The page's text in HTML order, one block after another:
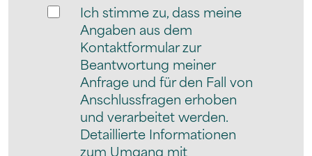
Ich stimme zu, dass meine
Angaben aus dem
Kontaktformular zur
Beantwortung meiner
Anfrage und für den Fall von
Anschlussfragen erhoben
und verarbeitet werden.
Detaillierte Informationen
zum Umgang mit